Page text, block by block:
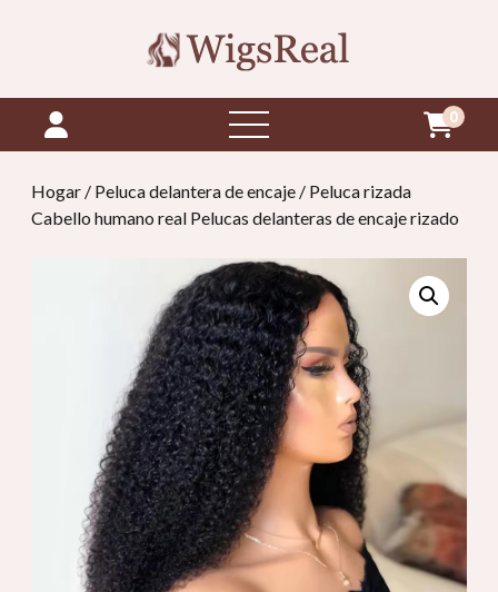
abrir
menú
0
Hogar / Peluca delantera de encaje / Peluca rizada
Cabello humano real Pelucas delanteras de encaje rizado